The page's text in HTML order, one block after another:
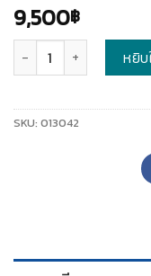
9,500฿
หยิบ
SKU: 013042